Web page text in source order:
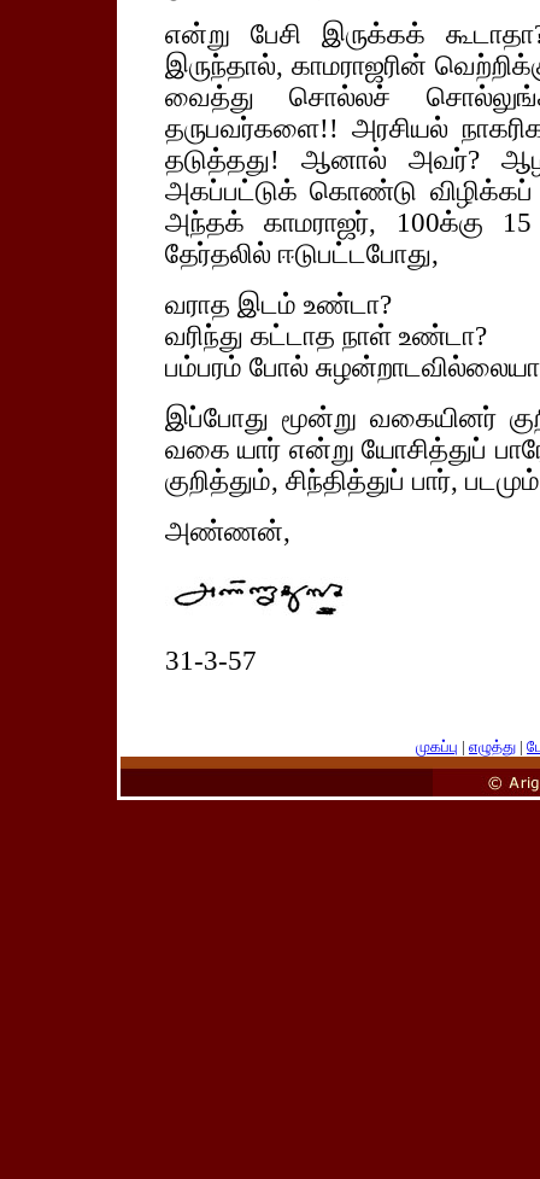
என்று பேசி இருக்கக்
இருந்தால், காமராஜரின்
வைத்து சொல்லச்
தருபவர்களை!! அரசியல்
தடுத்தது! ஆனால் அவர்?
அகப்பட்டுக் கொண்டு விழிக்கப்
அந்தக் காமராஜர், 100க்கு
தேர்தலில் ஈடுபட்டபோது,
வராத இடம் உண்டா?
வரிந்து கட்டாத நாள் உண்டா?
பம்பரம் போல்
இப்போது மூன்று வகையினர்
வகை யார் என்று யோசித்துப்
குறித்தும், சிந்தித்துப் பார்,
அண்ணன்,
31-3-57
முகப்பு | எழுத்து |